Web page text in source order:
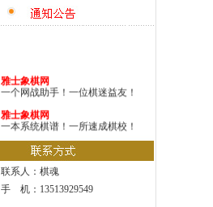
雅士象棋网
一个网战助手！一位棋迷益友！
雅士象棋网
一本系统棋谱！一所速成棋校！
雅士象棋网
一处修身圣地！一座雅士乐园！
联系人：棋魂
手 机：13513929549